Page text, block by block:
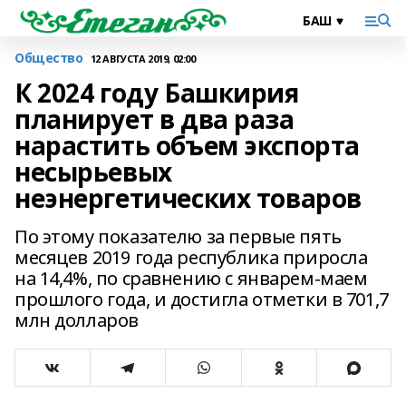
Общество 12 АВГУСТА 2019, 02:00
К 2024 году Башкирия
планирует в два раза
нарастить объем экспорта
несырьевых
неэнергетических товаров
По этому показателю за первые пять
месяцев 2019 года республика приросла
на 14,4%, по сравнению с январем-маем
прошлого года, и достигла отметки в 701,7
млн долларов